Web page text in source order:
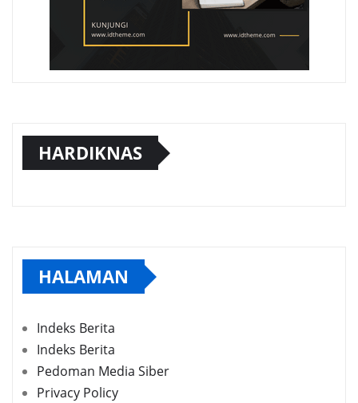
HARDIKNAS
HALAMAN
Indeks Berita
Indeks Berita
Pedoman Media Siber
Privacy Policy